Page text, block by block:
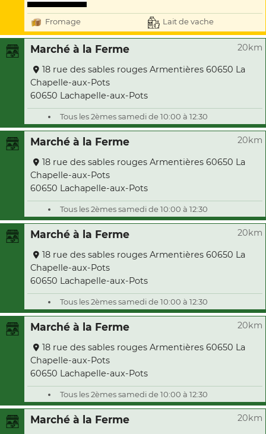
Fromage Lait de vache
Marché à la Ferme 20km
18 rue des sables rouges Armentières 60650 La
Chapelle-aux-Pots
60650 Lachapelle-aux-Pots
Tous les 2èmes samedi de 10:00 à 12:30
Marché à la Ferme 20km
18 rue des sables rouges Armentières 60650 La
Chapelle-aux-Pots
60650 Lachapelle-aux-Pots
Tous les 2èmes samedi de 10:00 à 12:30
Marché à la Ferme 20km
18 rue des sables rouges Armentières 60650 La
Chapelle-aux-Pots
60650 Lachapelle-aux-Pots
Tous les 2èmes samedi de 10:00 à 12:30
Marché à la Ferme 20km
18 rue des sables rouges Armentières 60650 La
Chapelle-aux-Pots
60650 Lachapelle-aux-Pots
Tous les 2èmes samedi de 10:00 à 12:30
Marché à la Ferme 20km